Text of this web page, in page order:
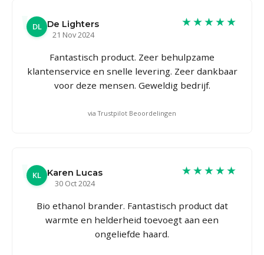
DL De Lighters
21 Nov 2024
★★★★★
Fantastisch product. Zeer behulpzame
klantenservice en snelle levering. Zeer dankbaar
voor deze mensen. Geweldig bedrijf.
via Trustpilot Beoordelingen
KL
Karen Lucas
30 Oct 2024
★★★★★
Bio ethanol brander. Fantastisch product dat
warmte en helderheid toevoegt aan een
ongeliefde haard.